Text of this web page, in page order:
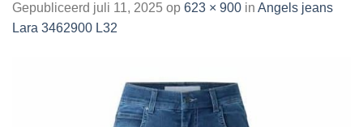
Gepubliceerd juli 11, 2025 op 623 × 900 in Angels jeans
Lara 3462900 L32